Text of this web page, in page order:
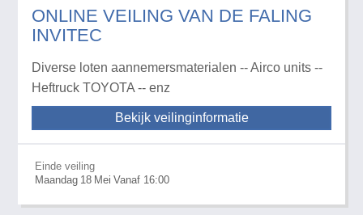
ONLINE VEILING VAN DE FALING
INVITEC
Diverse loten aannemersmaterialen -- Airco units --
Heftruck TOYOTA -- enz
Bekijk veilinginformatie
Einde veiling
Maandag 18 Mei Vanaf 16:00